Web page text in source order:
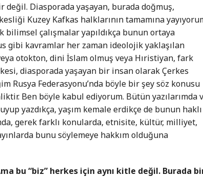
Diasporada yaşayan, burada doğmuş,
Kuzey Kafkas halklarının tamamına
çalışmalar yapıldıkça bunun ortaya
gibi kavramlar her zaman ideolojik yaklaşılan
otokton, dini İslam olmuş veya Hıristiyan, fark
diasporada yaşayan bir insan olarak Çerkes
Rusya Federasyonu’nda böyle bir şey söz konusu
Ben böyle kabul ediyorum. Bütün yazılarımda
yazdıkça, yaşım kemale erdikçe de bunun haklı
gerek farklı konularda, etnisite, kültür, milliyet,
bunu söylemeye hakkım olduğuna
bu “biz” herkes için aynı kitle değil. Burada